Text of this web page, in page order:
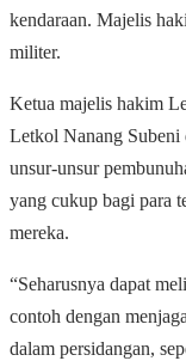
kendaraan. Majelis
militer.
Ketua majelis hakim
Letkol Nanang Subeni
unsur-unsur
yang cukup bagi para
mereka.
“Seharusnya dapat
contoh dengan
dalam persidangan,